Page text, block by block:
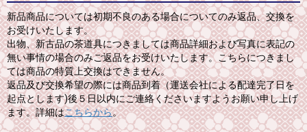
新品商品については初期不良のある場合についてのみ返品、交換を
お受けいたします。
出物、新古品の茶道具につきましては商品詳細および写真に表記の
無い事情の場合のみご返品をお受けいたします。こちらにつきまし
ては商品の特質上交換はできません。
返品及び交換希望の際には商品到着（運送会社による配達完了日を
起点とします)後５日以内にご連絡くださいますようお願い申し上げ
ます。詳細はこちらから。